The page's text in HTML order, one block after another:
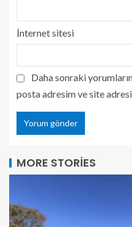
İnternet sitesi
Daha sonraki
posta adresim ve site
MORE STORIES